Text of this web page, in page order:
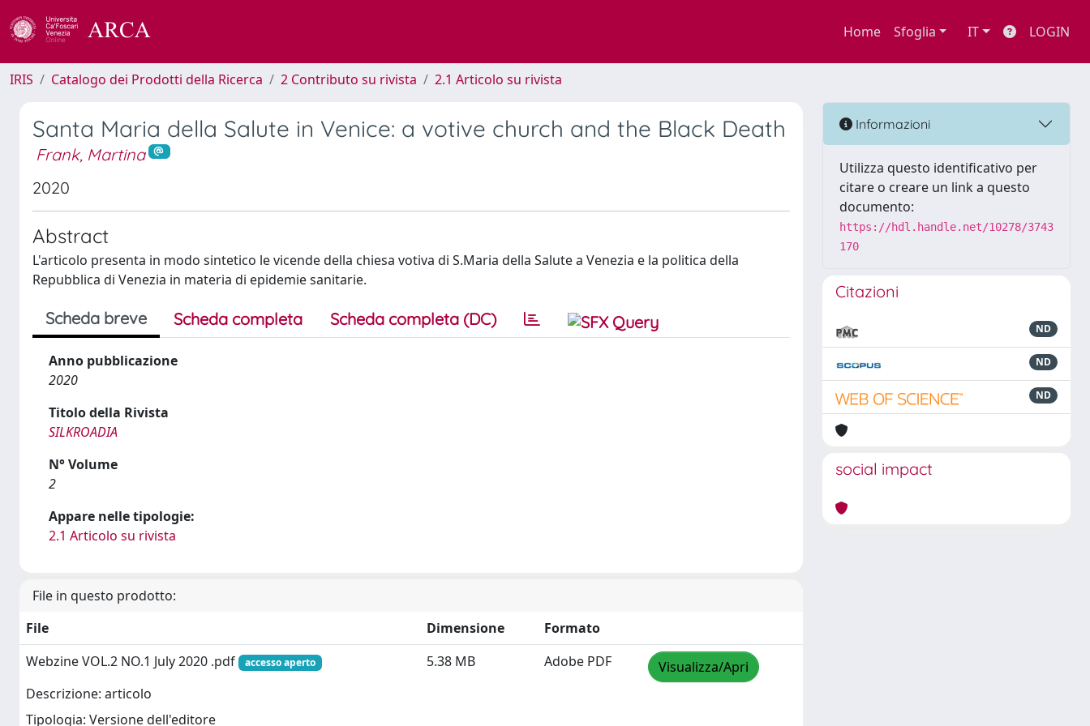
Home Sfoglia IT LOGIN
IRIS Catalogo dei Prodotti della Ricerca 2 Contributo su rivista 2.1 Articolo su rivista
Santa Maria della Salute in Venice: a votive church and the Black Death
Frank, Martina
2020
Abstract
L'articolo presenta in modo sintetico le vicende della chiesa votiva di S.Maria della Salute a Venezia e la politica della
Repubblica di Venezia in materia di epidemie sanitarie.
Scheda breve Scheda completa Scheda completa (DC)
Anno pubblicazione
2020
Titolo della Rivista
SILKROADIA
N° Volume
2
Appare nelle tipologie:
2.1 Articolo su rivista
File in questo prodotto:
File
Dimensione
Formato
Webzine VOL.2 NO.1 July 2020 .pdf
accesso aperto
Descrizione: articolo
Tipologia: Versione dell'editore
5.38 MB Adobe PDF Visualizza/Apri
Informazioni
Utilizza questo identificativo per
citare o creare un link a questo
documento:
https://hdl.handle.net/10278/3743
170
Citazioni
ND
ND
ND
social impact